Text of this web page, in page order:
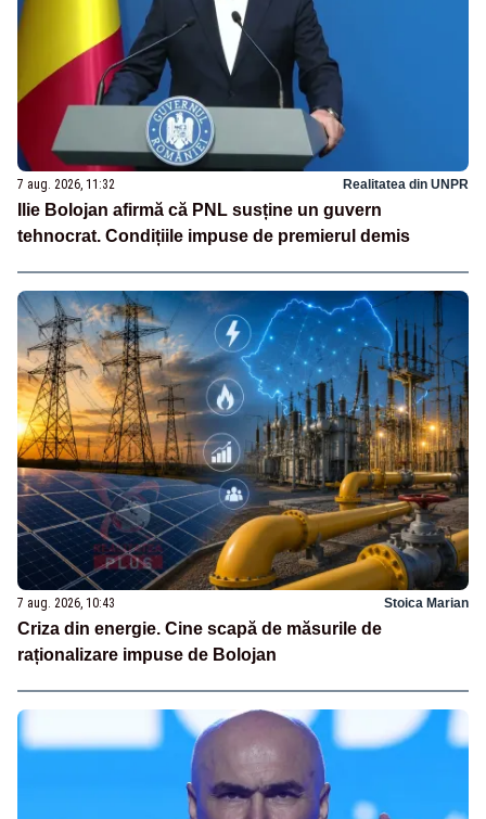
7 aug. 2026, 11:32 Realitatea din UNPR
Ilie Bolojan afirmă că PNL susține un guvern
tehnocrat. Condițiile impuse de premierul demis
7 aug. 2026, 10:43 Stoica Marian
Criza din energie. Cine scapă de măsurile de
raționalizare impuse de Bolojan